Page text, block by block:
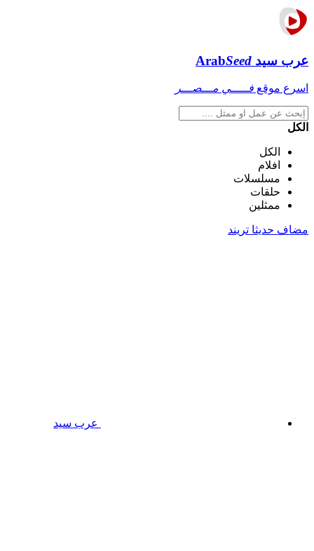
عرب سيد ArabSeed
اسرع موقع فـــــي مـــصـــر
الكل
الكل
افلام
مسلسلات
حلقات
ممثلين
مضاف حديثا تريند
عرب سيد